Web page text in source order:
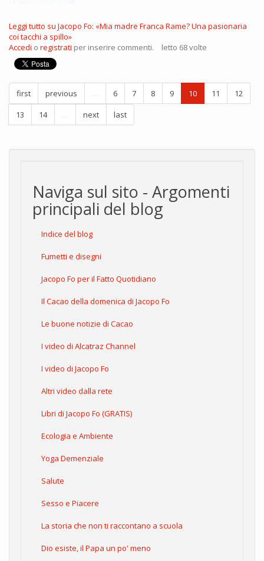
Leggi tutto su Jacopo Fo: «Mia madre Franca Rame? Una pasionaria
coi tacchi a spillo»
Accedi o registrati per inserire commenti. letto 68 volte
first previous … 6 7 8 9 10 11
12
13
14 … next last
Naviga sul sito - Argomenti
principali del blog
Indice del blog
Fumetti e disegni
Jacopo Fo per il Fatto Quotidiano
Il Cacao della domenica di Jacopo Fo
Le buone notizie di Cacao
I video di Alcatraz Channel
I video di Jacopo Fo
Altri video dalla rete
Libri di Jacopo Fo (GRATIS)
Ecologia e Ambiente
Yoga Demenziale
Salute
Sesso e Piacere
La storia che non ti raccontano a scuola
Dio esiste, il Papa un po' meno